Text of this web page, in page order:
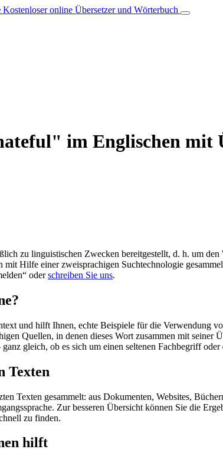
Kostenloser online Übersetzer und Wörterbuch
im Englischen mit
zu linguistischen Zwecken bereitgestellt, d. h. um
Hilfe einer zweisprachigen Suchtechnologie
oderschreiben Sie uns.
und hilft Ihnen, echte Beispiele für die Verwendung
Quellen, in denen dieses Wort zusammen mit seiner
gleich, ob es sich um einen seltenen Fachbegriff
Texten
Texten gesammelt: aus Dokumenten, Websites,
Zur besseren Übersicht können Sie die
zu finden.
hilft